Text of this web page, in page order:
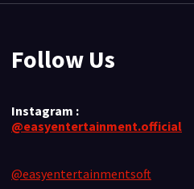
Follow Us
Instagram :
@easyentertainment.official
@easyentertainmentsoft